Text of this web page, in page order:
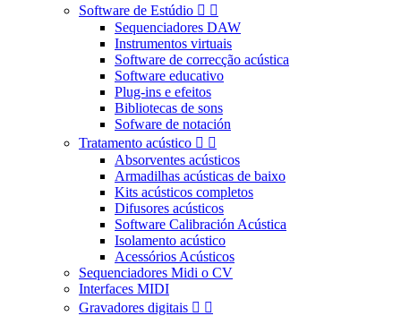
Software de Estúdio  
Sequenciadores DAW
Instrumentos virtuais
Software de correcção acústica
Software educativo
Plug-ins e efeitos
Bibliotecas de sons
Sofware de notación
Tratamento acústico  
Absorventes acústicos
Armadilhas acústicas de baixo
Kits acústicos completos
Difusores acústicos
Software Calibración Acústica
Isolamento acústico
Acessórios Acústicos
Sequenciadores Midi o CV
Interfaces MIDI
Gravadores digitais  